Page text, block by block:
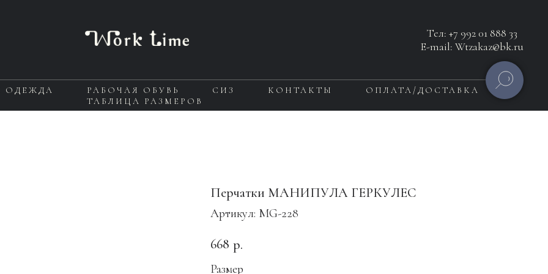
Тел: +7 992 01 888 33
E-mail: Wtzakaz@bk.ru
ОДЕЖДА РАБОЧАЯ ОБУВЬ СИЗ КОНТАКТЫ
ОПЛАТА/ДОСТАВКА
ТАБЛИЦА РАЗМЕРОВ
Перчатки МАНИПУЛА ГЕРКУЛЕС
Артикул: MG-228
668 р.
Размер